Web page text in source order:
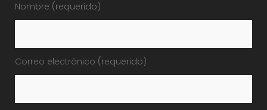
Nombre (requerido)
Correo electrónico (requerido)